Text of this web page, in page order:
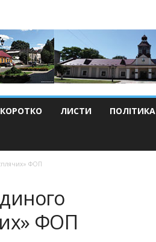
КОРОТКО ЛИСТИ ПОЛІТИКА
ФОП
ФОП